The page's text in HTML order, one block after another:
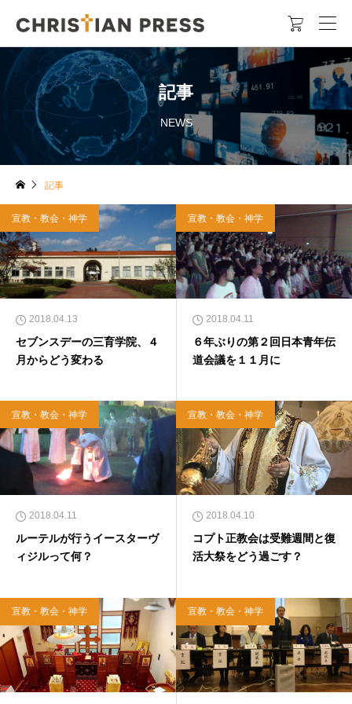

記事
NEWS
記事
宣教・教会・神学
2018.04.13
セブンスデーの三育学院、４
月からどう変わる
宣教・教会・神学
2018.04.11
６年ぶりの第２回日本青年伝
道会議を１１月に
宣教・教会・神学
2018.04.11
ルーテルが行うイースターヴ
ィジルって何？
宣教・教会・神学
2018.04.10
コプト正教会は受難週間と復
活大祭をどう過ごす？
宣教・教会・神学 宣教・教会・神学